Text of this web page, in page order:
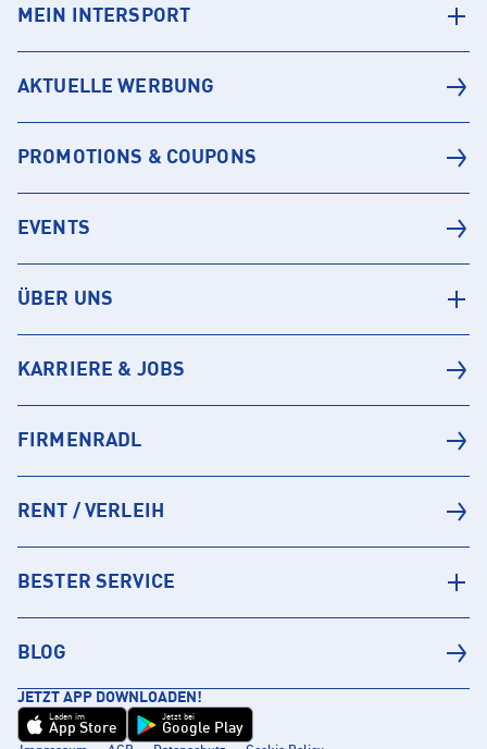
MEIN INTERSPORT
AKTUELLE WERBUNG
PROMOTIONS & COUPONS
EVENTS
ÜBER UNS
KARRIERE & JOBS
FIRMENRADL
RENT / VERLEIH
BESTER SERVICE
BLOG
JETZT APP DOWNLOADEN!
Laden im
App Store
Jetzt bei
Google Play